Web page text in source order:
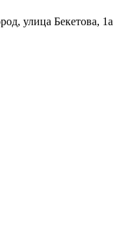
улица Бекетова, 1а